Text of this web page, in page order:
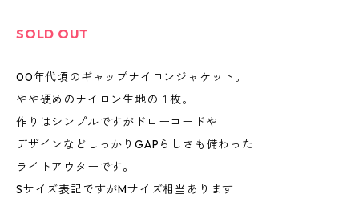
SOLD OUT
00年代頃のギャップナイロンジャケット。
やや硬めのナイロン生地の１枚。
作りはシンプルですがドローコードや
デザインなどしっかりGAPらしさも備わった
ライトアウターです。
Sサイズ表記ですがMサイズ相当あります